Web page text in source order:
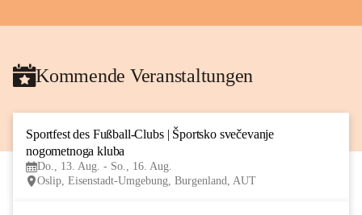
Kommende Veranstaltungen
Sportfest des Fußball-Clubs | Športsko svečevanje
nogometnoga kluba
Do., 13. Aug. - So., 16. Aug.
Oslip, Eisenstadt-Umgebung, Burgenland, AUT